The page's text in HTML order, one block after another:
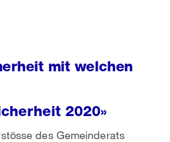
mit welchen
2020»
des Gemeinderats